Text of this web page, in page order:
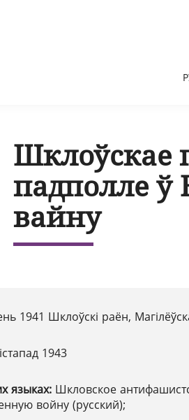
Шклоўскае
падполле
вайну
1941 Шклоўскі раён,
1943
языках: Шкловское
войну (русский);